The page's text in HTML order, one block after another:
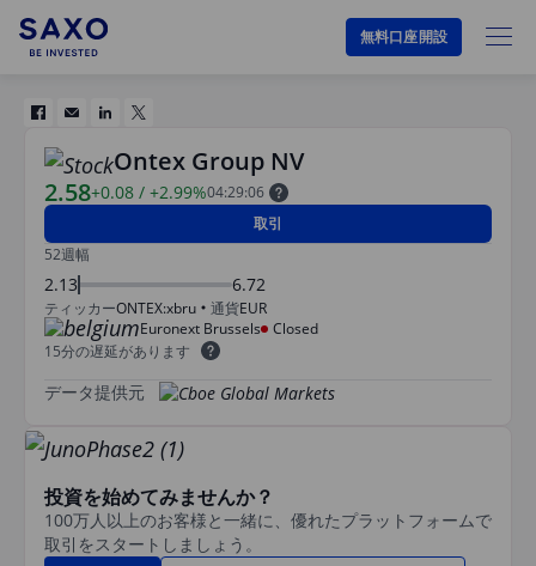
無料口座開設
Ontex Group NV
2.58+0.08 / +2.99%04:29:06
取引
52週幅
2.13 6.72
ティッカーONTEX:xbru 通貨EUR
Euronext Brussels
Closed
15分の遅延があります
データ提供元
投資を始めてみませんか？
100万人以上のお客様と一緒に、優れたプラットフォームで
取引をスタートしましょう。